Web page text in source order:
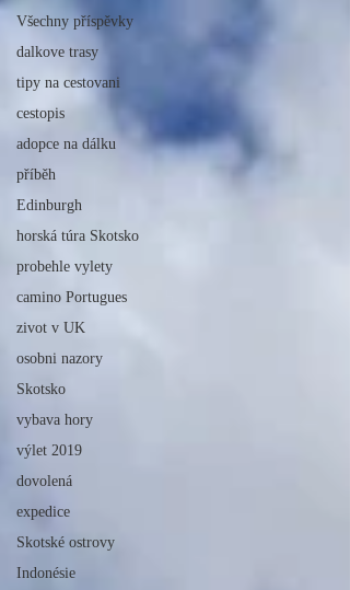
Všechny příspěvky
dalkove trasy
tipy na cestovani
cestopis
adopce na dálku
příběh
Edinburgh
horská túra Skotsko
probehle vylety
camino Portugues
zivot v UK
osobni nazory
Skotsko
vybava hory
výlet 2019
dovolená
expedice
Skotské ostrovy
Indonésie